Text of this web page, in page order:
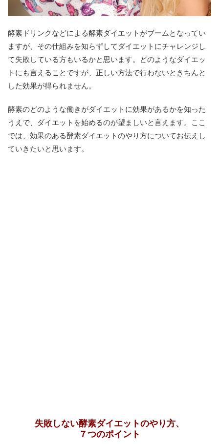
酵素ドリンクなどによる酵素ダイエットがブームとなってい
ますが、その仕組みを知らずしてダイエットにチャレンジし
て失敗している方もいるかと思います。どのようなダイエッ
トにも言えることですが、正しい方法で行わないときちんと
した効果が得られません。
酵素のどのような働きがダイエットに効果があるかを知った
うえで、ダイエットを始めるのが望ましいと言えます。ここ
では、効果のある酵素ダイエットのやり方についてお伝えし
ていきたいと思います。
失敗しない酵素ダイエットのやり方、
７つのポイント